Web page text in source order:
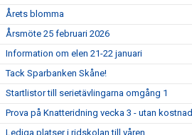
Årets blomma
Årsmöte 25 februari 2026
Information om elen 21-22 januari
Tack Sparbanken Skåne!
Startlistor till serietävlingarna omgång 1
Prova på Knatteridning vecka 3 - utan kostnad
Lediga platser i ridskolan till våren